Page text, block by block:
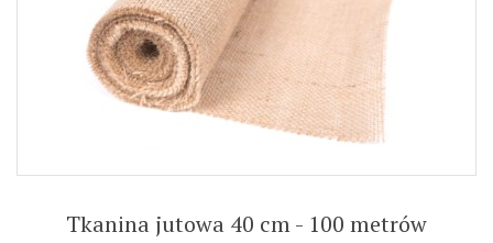
Tkanina jutowa 40 cm - 100 metrów